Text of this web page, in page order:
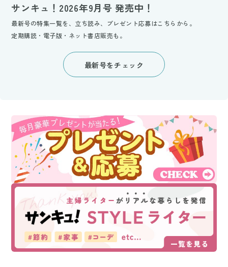
サンキュ！2026年9月号 発売中！
最新号の特集一覧を、立ち読み、プレゼント応募はこちらから。
定期購読・電子版・ネット書店販売も。
最新号をチェック